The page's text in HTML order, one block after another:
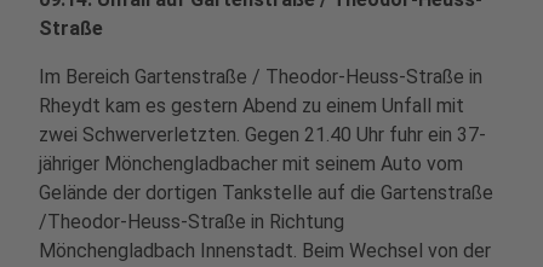
Straße
Im Bereich Gartenstraße / Theodor-Heuss-Straße in
Rheydt kam es gestern Abend zu einem Unfall mit
zwei Schwerverletzten. Gegen 21.40 Uhr fuhr ein 37-
jähriger Mönchengladbacher mit seinem Auto vom
Gelände der dortigen Tankstelle auf die Gartenstraße
/Theodor-Heuss-Straße in Richtung
Mönchengladbach Innenstadt. Beim Wechsel von der